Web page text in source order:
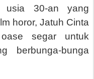
usia 30-an yang
horor, Jatuh Cinta
segar untuk
berbunga-bunga